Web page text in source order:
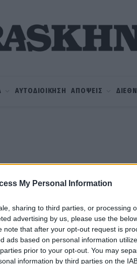
My Personal Information
sharing to third parties, or processing
advertising by us, please use the
note that after your opt-out request is
ads based on personal information
prior to your opt-out. You may
information by third parties on the
ΑΥΤΟΔΙΟΙΚΗΣΗ ΑΠΟΨΕΙΣ